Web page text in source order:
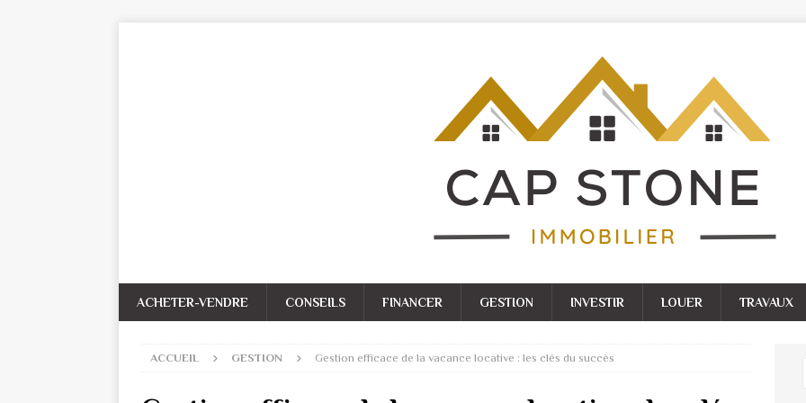
ACHETER-VENDRE CONSEILS FINANCER GESTION INVESTIR LOUER TRAVAUX
ACCUEIL GESTION Gestion efficace de la vacance locative : les clés du succès